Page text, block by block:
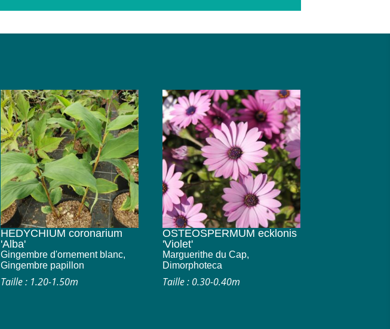
HEDYCHIUM coronarium
'Alba'
Gingembre d'ornement blanc,
Gingembre papillon
Taille : 1.20-1.50m
OSTEOSPERMUM ecklonis
'Violet'
Marguerithe du Cap,
Dimorphoteca
Taille : 0.30-0.40m